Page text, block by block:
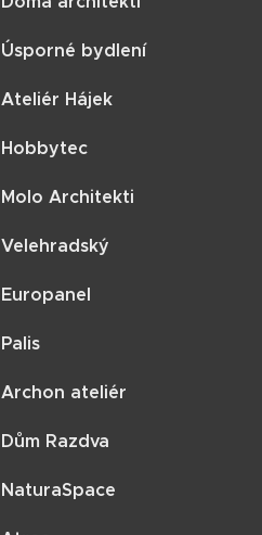
Úsporné bydlení
Ateliér Hájek
Hobbytec
Molo Architekti
Velehradský
Europanel
Palis
Archon ateliér
Dům Razdva
NaturaSpace